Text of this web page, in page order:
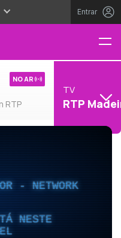
Entrar
RTP
NO AR
TV
RTP
- NETWORK
NESTE